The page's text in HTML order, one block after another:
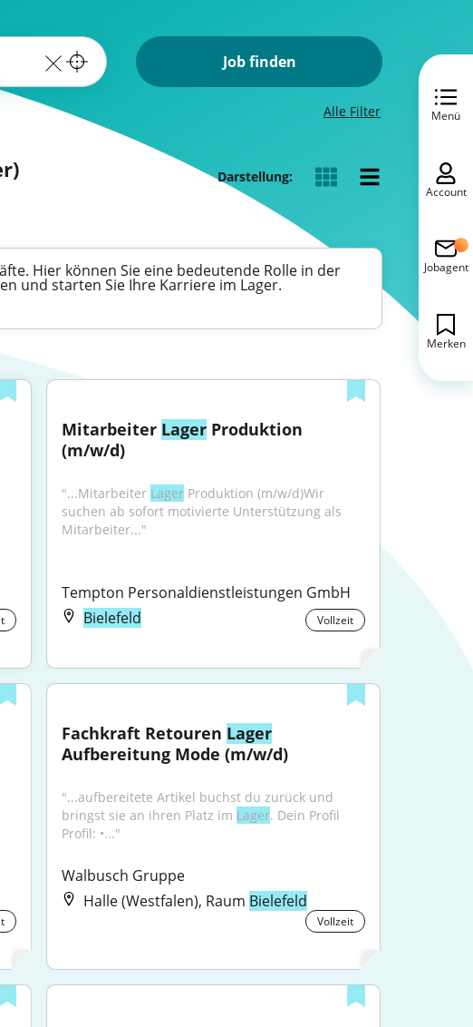
Job finden
Alle Filter
Darstellung:
Hier können Sie eine bedeutende Rolle in der
und starten Sie Ihre Karriere im Lager.
Mitarbeiter Lager Produktion
(m/w/d)
"...Mitarbeiter Lager Produktion (m/w/d)Wir
suchen ab sofort motivierte Unterstützung als
Mitarbeiter..."
Tempton Personaldienstleistungen GmbH
Bielefeld
Vollzeit
Fachkraft Retouren Lager
Aufbereitung Mode (m/w/d)
"...aufbereitete Artikel buchst du zurück und
bringst sie an ihren Platz im Lager. Dein Profil
Profil: •..."
Walbusch Gruppe
Halle (Westfalen), Raum Bielefeld
Vollzeit
Menü
Account
Jobagent
Merken